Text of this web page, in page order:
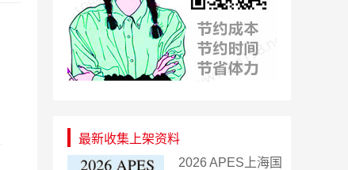
最新收集上架资料
2026 APES上海国